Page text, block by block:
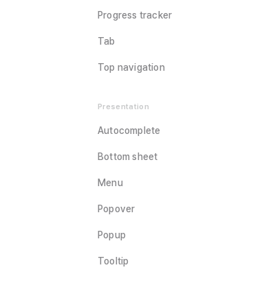
Progress tracker
Tab
Top navigation
Presentation
Autocomplete
Bottom sheet
Menu
Popover
Popup
Tooltip